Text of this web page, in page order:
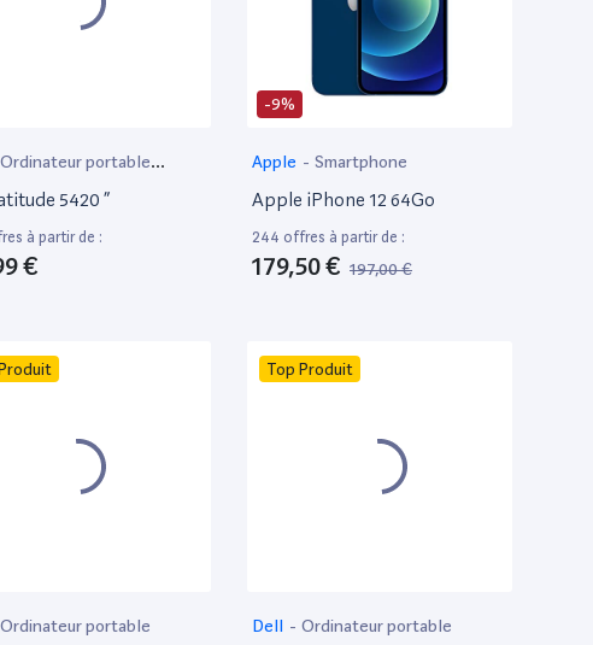
Ordinateur portable
5420 ”
à partir de :
€
-9%
Apple - Smartphone
Apple iPhone 12 64Go
244 offres à partir de :
179,50 € 197,00 €
Ordinateur portable
Top Produit
Dell - Ordinateur portable